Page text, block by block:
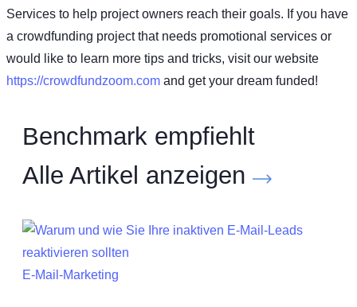
Services to help project owners reach their goals. If you have
a crowdfunding project that needs promotional services or
would like to learn more tips and tricks, visit our website
https://crowdfundzoom.com and get your dream funded!
Benchmark empfiehlt
Alle Artikel anzeigen
E-Mail-Marketing